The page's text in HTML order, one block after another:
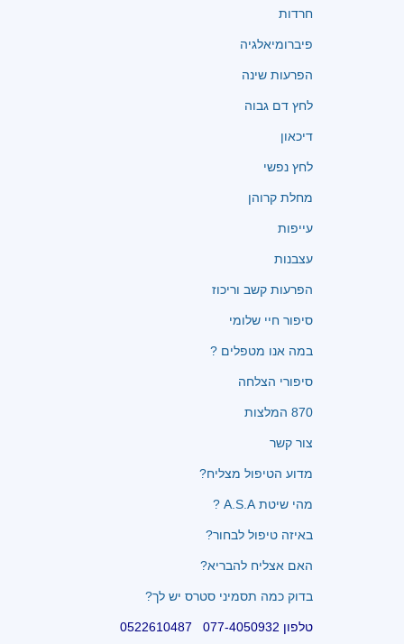
חרדות
פיברומיאלגיה
הפרעות שינה
לחץ דם גבוה
דיכאון
לחץ נפשי
מחלת קרוהן
עייפות
עצבנות
הפרעות קשב וריכוז
סיפור חיי שלומי
במה אנו מטפלים ?
סיפורי הצלחה
870 המלצות
צור קשר
מדוע הטיפול מצליח?
מהי שיטת A.S.A ?
באיזה טיפול לבחור?
האם אצליח להבריא?
בדוק כמה תסמיני סטרס יש לך?
טלפון 077-4050932 0522610487